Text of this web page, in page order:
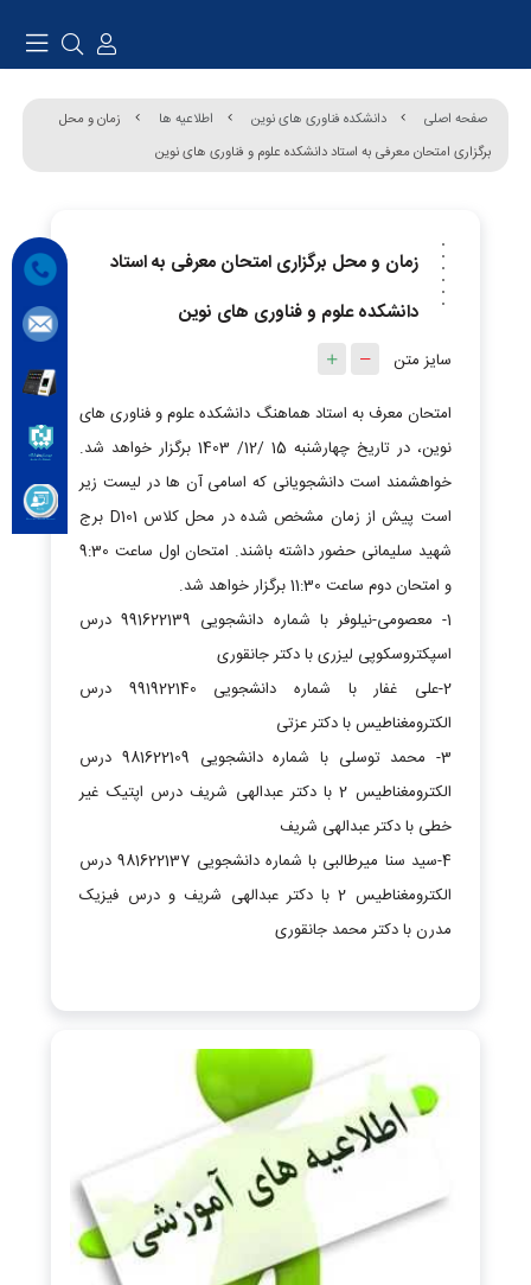
صفحه اصلی دانشکده فناوری های نوین اطلاعیه ها
زمان و محل
برگزاری امتحان معرفی به استاد دانشکده علوم و فناوری های نوین
زمان و محل برگزاری امتحان معرفی به استاد
دانشکده علوم و فناوری های نوین
سایز متن
امتحان معرف به استاد هماهنگ دانشکده علوم و فناوری های
نوین، در تاریخ چهارشنبه 15 /12/ 1403 برگزار خواهد شد.
خواهشمند است دانشجویانی که اسامی آن ها در لیست زیر
است پیش از زمان مشخص شده در محل کلاس D101 برج
شهید سلیمانی حضور داشته باشند. امتحان اول ساعت 9:30
و امتحان دوم ساعت 11:30 برگزار خواهد شد.
1- معصومی-نیلوفر با شماره دانشجویی 991622139 درس
اسپکتروسکوپی لیزری با دکتر جانقوری
2-علی غفار با شماره دانشجویی 991922140 درس
الکترومغناطیس با دکتر عزتی
3- محمد توسلی با شماره دانشجویی 981622109 درس
الکترومغناطیس 2 با دکتر عبدالهی شریف درس اپتیک غیر
خطی با دکتر عبدالهی شریف
4-سید سنا میرطالبی با شماره دانشجویی 981622137 درس
الکترومغناطیس 2 با دکتر عبدالهی شریف و درس فیزیک
مدرن با دکتر محمد جانقوری